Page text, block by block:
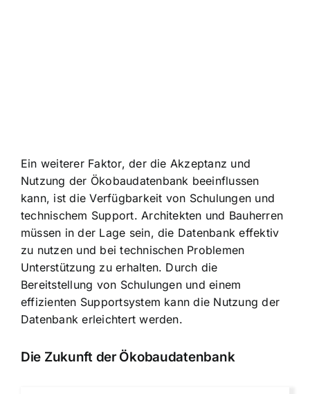
Ein weiterer Faktor, der die Akzeptanz und
Nutzung der Ökobaudatenbank beeinflussen
kann, ist die Verfügbarkeit von Schulungen und
technischem Support. Architekten und Bauherren
müssen in der Lage sein, die Datenbank effektiv
zu nutzen und bei technischen Problemen
Unterstützung zu erhalten. Durch die
Bereitstellung von Schulungen und einem
effizienten Supportsystem kann die Nutzung der
Datenbank erleichtert werden.
Die Zukunft der Ökobaudatenbank